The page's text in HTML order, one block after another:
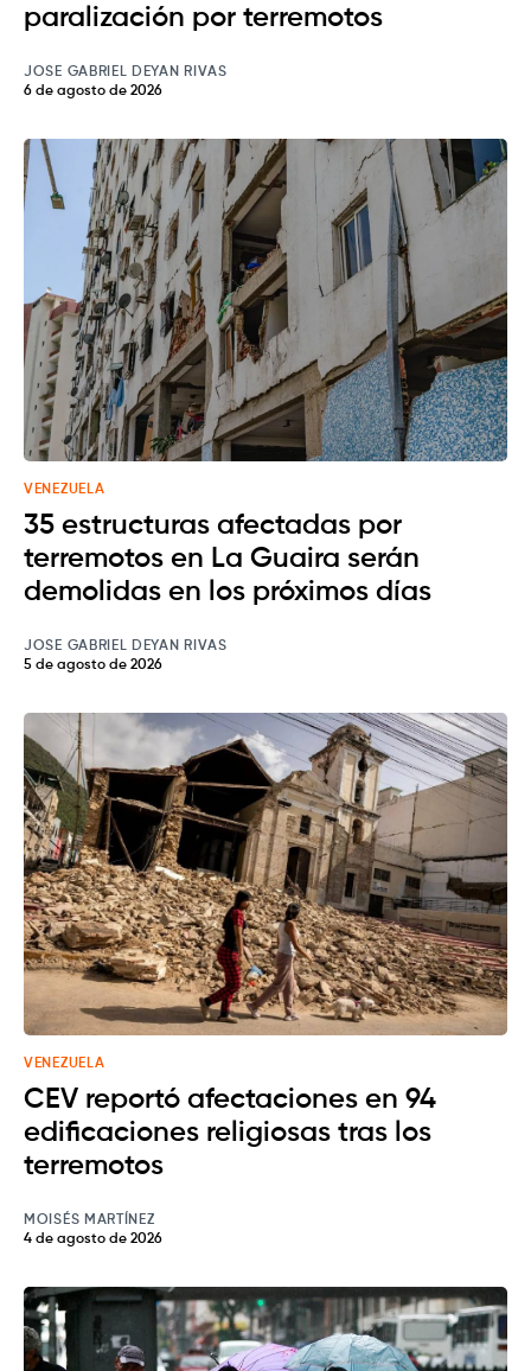
paralización por terremotos
JOSE GABRIEL DEYAN RIVAS
6 de agosto de 2026
VENEZUELA
35 estructuras afectadas por
terremotos en La Guaira serán
demolidas en los próximos días
JOSE GABRIEL DEYAN RIVAS
5 de agosto de 2026
VENEZUELA
CEV reportó afectaciones en 94
edificaciones religiosas tras los
terremotos
MOISÉS MARTÍNEZ
4 de agosto de 2026